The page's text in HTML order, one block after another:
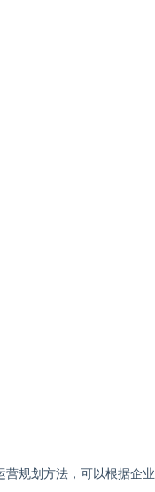
规划方法，可以根据企